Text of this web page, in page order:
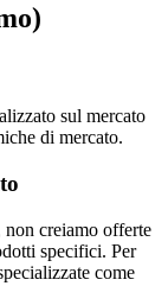
sul mercato
di mercato.
creiamo offerte
specifici. Per
come